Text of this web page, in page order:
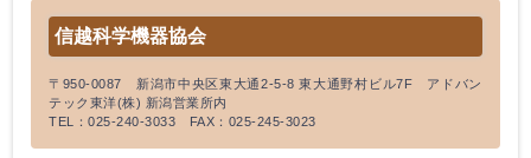
信越科学機器協会
〒950-0087 新潟市中央区東大通2-5-8 東大通野村ビル7F アドバン
テック東洋(株) 新潟営業所内
TEL：025-240-3033 FAX：025-245-3023